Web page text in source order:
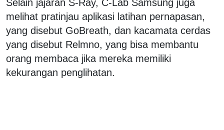
Selain jajaran S-Ray, C-Lab Samsung juga
melihat pratinjau aplikasi latihan pernapasan,
yang disebut GoBreath, dan kacamata cerdas
yang disebut Relmno, yang bisa membantu
orang membaca jika mereka memiliki
kekurangan penglihatan.